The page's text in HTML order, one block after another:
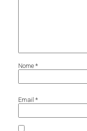
Nome*
Email*